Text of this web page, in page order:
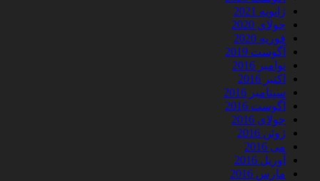
ژانویه 2021
جولای 2020
فوریه 2020
آگوست 2019
نوامبر 2016
اکتبر 2016
سپتامبر 2016
آگوست 2016
جولای 2016
ژوئن 2016
می 2016
آوریل 2016
مارس 2016